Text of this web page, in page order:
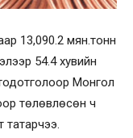
13,090.2 мян.тонн
54.4 хувийн
Монгол
төлөвлөсөн ч
татарчээ.